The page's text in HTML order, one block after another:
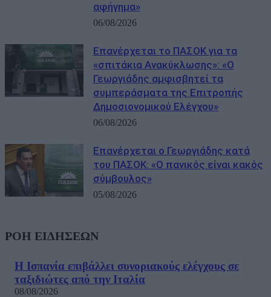
αφήγημα»
06/08/2026
Επανέρχεται το ΠΑΣΟΚ για τα
«σπιτάκια Ανακύκλωσης»: «Ο
Γεωργιάδης αμφισβητεί τα
συμπεράσματα της Επιτροπής
Δημοσιονομικού Ελέγχου»
06/08/2026
Επανέρχεται ο Γεωργιάδης κατά
του ΠΑΣΟΚ: «Ο πανικός είναι κακός
σύμβουλος»
05/08/2026
ΡΟΗ ΕΙΔΗΣΕΩΝ
Η Ισπανία επιβάλλει συνοριακούς ελέγχους σε
ταξιδιώτες από την Ιταλία
08/08/2026